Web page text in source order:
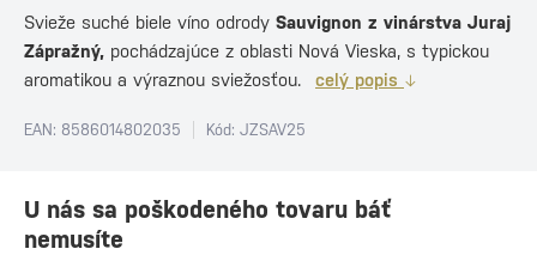
Svieže suché biele víno odrody Sauvignon z vinárstva Juraj
Zápražný, pochádzajúce z oblasti Nová Vieska, s typickou
aromatikou a výraznou sviežosťou.
celý popis
EAN: 8586014802035 Kód: JZSAV25
U nás sa poškodeného tovaru báť
nemusíte